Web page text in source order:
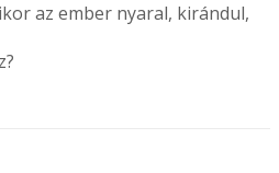
az ember nyaral, kirándul,